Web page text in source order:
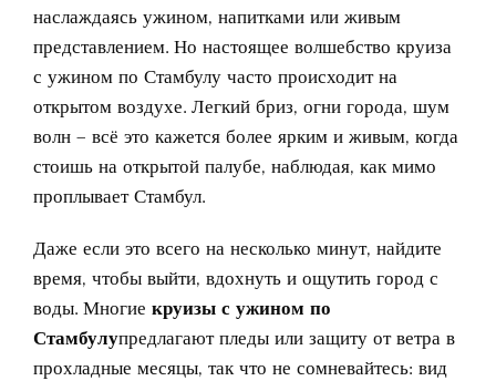
наслаждаясь ужином, напитками или живым
представлением. Но настоящее волшебство круиза
с ужином по Стамбулу часто происходит на
открытом воздухе. Легкий бриз, огни города, шум
волн – всё это кажется более ярким и живым, когда
стоишь на открытой палубе, наблюдая, как мимо
проплывает Стамбул.
Даже если это всего на несколько минут, найдите
время, чтобы выйти, вдохнуть и ощутить город с
воды. Многие круизы с ужином по
Стамбулупредлагают пледы или защиту от ветра в
прохладные месяцы, так что не сомневайтесь: вид